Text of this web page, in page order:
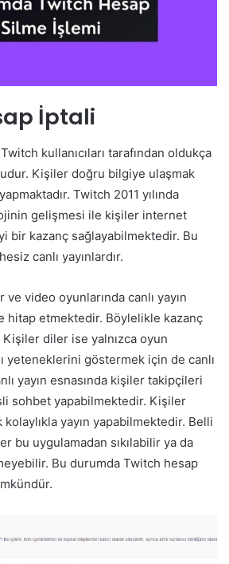
İptali
kullanıcıları tarafından oldukça
Kişiler doğru bilgiye ulaşmak
Twitch 2011 yılında
gelişmesi ile kişiler internet
bir kazanç sağlayabilmektedir. Bu
canlı yayınlardır.
video oyunlarında canlı yayın
hitap etmektedir. Böylelikle kazanç
diler ise yalnızca oyun
yeteneklerini göstermek için de canlı
yayın esnasında kişiler takipçileri
sohbet yapabilmektedir. Kişiler
kolaylıkla yayın yapabilmektedir. Belli
bu uygulamadan sıkılabilir ya da
Bu durumda Twitch hesap